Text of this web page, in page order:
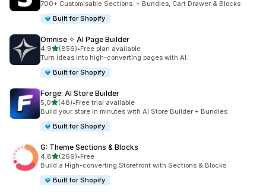
700+ Customisable Sections. + Bundles, Cart Drawer & Blocks
Built for Shopify
Omnise ✧ AI Page Builder
4,95 yıldız üzerinden
(856)
toplam 856 değerlendirme
•Free plan available
Turn ideas into high-converting pages with AI.
Built for Shopify
Forge: AI Store Builder
5,05 yıldız üzerinden
(48)
toplam 48 değerlendirme
•Free trial available
Build your store in minutes with AI Store Builder + Bundles
Built for Shopify
G: Theme Sections & Blocks
4,85 yıldız üzerinden
(269)
toplam 269 değerlendirme
•Free
Build a High-converting Storefront with Sections & Blocks
Built for Shopify